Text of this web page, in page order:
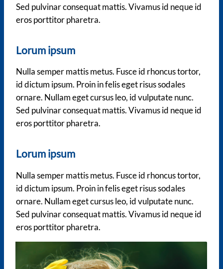
Sed pulvinar consequat mattis. Vivamus id neque id
eros porttitor pharetra.
Lorum ipsum
Nulla semper mattis metus. Fusce id rhoncus tortor,
id dictum ipsum. Proin in felis eget risus sodales
ornare. Nullam eget cursus leo, id vulputate nunc.
Sed pulvinar consequat mattis. Vivamus id neque id
eros porttitor pharetra.
Lorum ipsum
Nulla semper mattis metus. Fusce id rhoncus tortor,
id dictum ipsum. Proin in felis eget risus sodales
ornare. Nullam eget cursus leo, id vulputate nunc.
Sed pulvinar consequat mattis. Vivamus id neque id
eros porttitor pharetra.